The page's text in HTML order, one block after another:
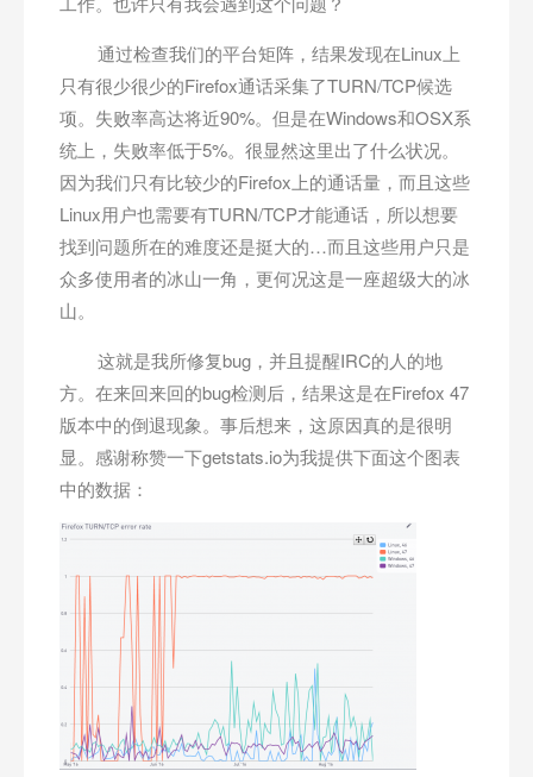
通过检查我们的平台矩阵，结果发现在Linux上
只有很少很少的Firefox通话采集了TURN/TCP候选
项。失败率高达将近90%。但是在Windows和OSX系
统上，失败率低于5%。很显然这里出了什么状况。
因为我们只有比较少的Firefox上的通话量，而且这些
Linux用户也需要有TURN/TCP才能通话，所以想要
找到问题所在的难度还是挺大的…而且这些用户只是
众多使用者的冰山一角，更何况这是一座超级大的冰
山。
这就是我所修复bug，并且提醒IRC的人的地
方。在来回来回的bug检测后，结果这是在Firefox 47
版本中的倒退现象。事后想来，这原因真的是很明
显。感谢称赞一下getstats.io为我提供下面这个图表
中的数据：